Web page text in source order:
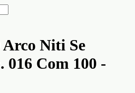
Arco Niti Se
Com 100 -